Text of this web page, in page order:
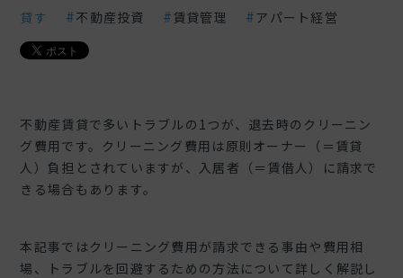
貸す
不動産投資 賃貸管理 アパート経営
不動産賃貸で多いトラブルの1つが、退去時のクリーニン
グ費用です。クリーニング費用は原則オーナー（＝賃貸
人）負担とされていますが、入居者（＝賃借人）に請求で
きる場合もあります。
本記事ではクリーニング費用が請求できる事由や費用相
場、トラブルを回避するための方法について詳しく解説し